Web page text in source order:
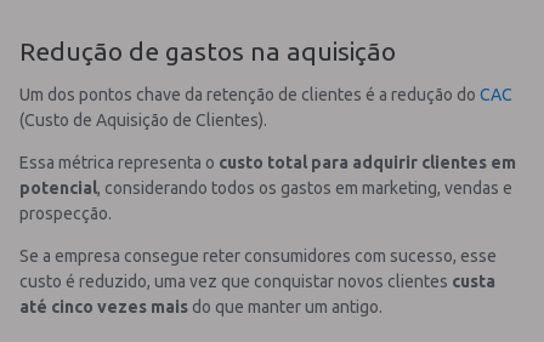
Redução de gastos na aquisição
Um dos pontos chave da retenção de clientes é a redução do CAC
(Custo de Aquisição de Clientes).
Essa métrica representa o custo total para adquirir clientes em
potencial, considerando todos os gastos em marketing, vendas e
prospecção.
Se a empresa consegue reter consumidores com sucesso, esse
custo é reduzido, uma vez que conquistar novos clientes custa
até cinco vezes mais do que manter um antigo.